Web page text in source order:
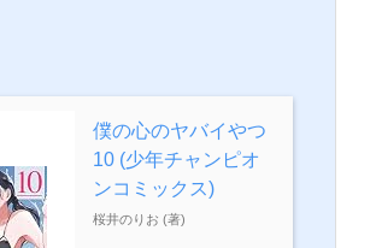
僕の心のヤバイやつ
10 (少年チャンピオ
ンコミックス)
桜井のりお (著)